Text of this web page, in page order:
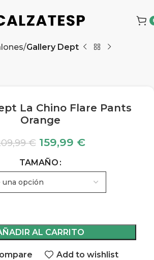
Gallery Dept
La Chino Flare Pants
Orange
€ 159,99 €
TAMAÑO
AL CARRITO
Add to wishlist